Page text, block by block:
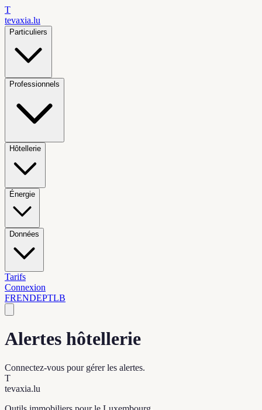
T
tevaxia.lu
Particuliers
Professionnels
Hôtellerie
Énergie
Données
Tarifs
Connexion
FRENDEPTLB
Alertes hôtellerie
Connectez-vous pour gérer les alertes.
T
tevaxia.lu